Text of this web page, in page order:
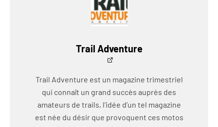
Trail Adventure
Trail Adventure est un magazine trimestriel
qui connaît un grand succès auprès des
amateurs de trails, l’idée d’un tel magazine
est née du désir que provoquent ces motos